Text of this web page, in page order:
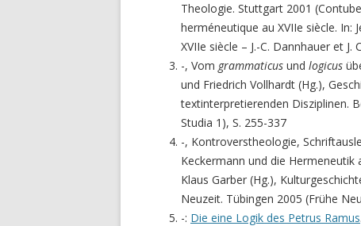
Theologie. Stuttgart 2001
herméneutique au XVIIe siècle. In:
XVIIe siècle – J.-C. Dannhauer et
-, Vom grammaticus und logicus
und Friedrich Vollhardt (Hg.),
textinterpretierenden Disziplinen.
Studia 1), S. 255-337
-, Kontroverstheologie,
Keckermann und die Hermeneutik
Klaus Garber (Hg.),
Neuzeit. Tübingen 2005 (Frühe
-: Die eine Logik des Petrus Ramus